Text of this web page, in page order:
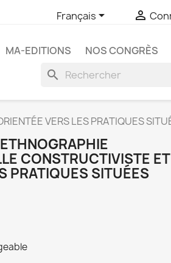
Français 
MA-EDITIONS NOS CONGRÈS
search
VERS LES PRATIQUES
CONSTRUCTIVISTE ET
PRATIQUES SITUÉES